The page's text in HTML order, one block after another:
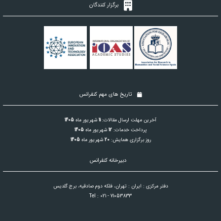
برگزار کنندگان
تاریخ های مهم کنفرانس
آخرین مهلت ارسال مقالات:11 شهریور ماه 1405
پرداخت خدمات:12 شهریور ماه 1405
روز برگزاری همایش:20 شهریور ماه 1405
دبیرخانه کنفرانس
دفتر مرکزی : ایران : تهران، فلکه دوم صادقیه، برج گلدیس
Tel : 021 - 71053833